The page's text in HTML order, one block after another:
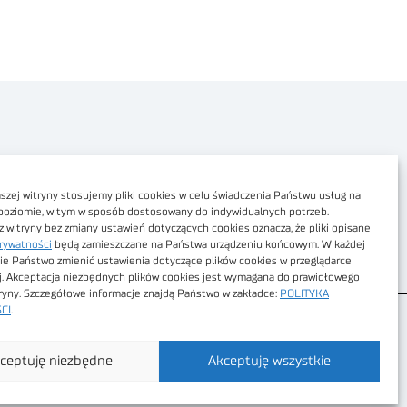
witryny stosujemy pliki cookies w celu świadczenia Państwu usług na
w tym w sposób dostosowany do indywidualnych potrzeb.
witryny bez zmiany ustawień dotyczących cookies oznacza, że pliki opisane
będą zamieszczane na Państwa urządzeniu końcowym. W każdej
Państwo zmienić ustawienia dotyczące plików cookies w przeglądarce
Akceptacja niezbędnych plików cookies jest wymagana do prawidłowego
Szczegółowe informacje znajdą Państwo w zakładce: POLITYKA
Akceptuję wszystkie
niezbędne
Dostępność cyfrowa
Regulamin Portalu
Regulamin sklepu